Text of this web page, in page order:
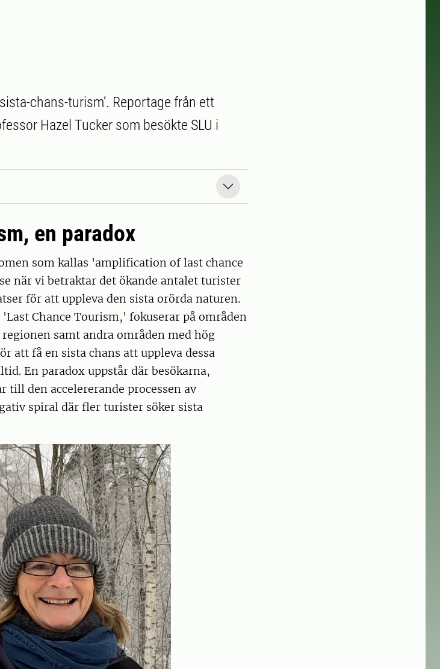
chans-turism’. Reportage från ett
Hazel Tucker som besökte SLU i
en paradox
som kallas 'amplification of last chance
när vi betraktar det ökande antalet turister
för att uppleva den sista orörda naturen.
Chance Tourism,' fokuserar på områden
samt andra områden med hög
att få en sista chans att uppleva dessa
En paradox uppstår där besökarna,
den accelererande processen av
spiral där fler turister söker sista